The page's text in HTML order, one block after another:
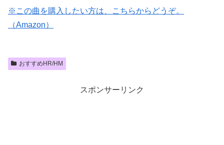
※この曲を購入したい方は、こちらからどうぞ。
（Amazon）
おすすめHR/HM
スポンサーリンク